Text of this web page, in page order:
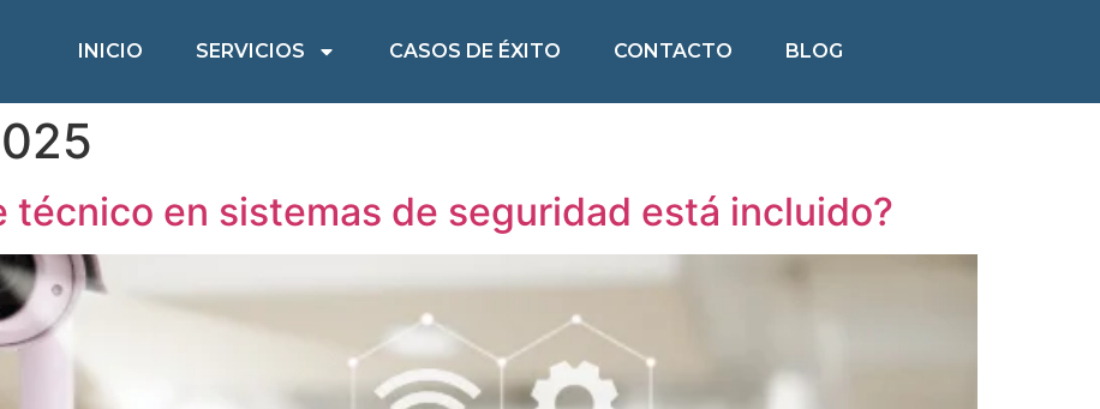
INICIO SERVICIOS CASOS DE ÉXITO CONTACTO BLOG
técnico en sistemas de seguridad está incluido?